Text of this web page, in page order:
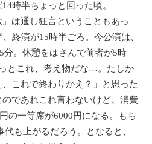
時半ちょっと回った頃。
は通し狂言ということもあっ
終演が15時半ごろ。今公演は、
分。休憩をはさんで前者が5時
とこれ、考え物だな…。たしか
これで終わりかえ？」と思った
であれこれ言わないけど、消費
の一等席が6000円になる。もち
も上がるだろう。となると、